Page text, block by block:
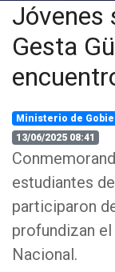
Jóvenes
Gesta
Ministerio de
13/06/2025 08:41
estudiantes
participaron
profundizan
Nacional.